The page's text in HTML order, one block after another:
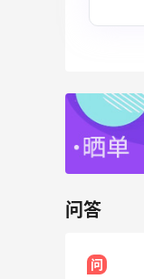
问答
问